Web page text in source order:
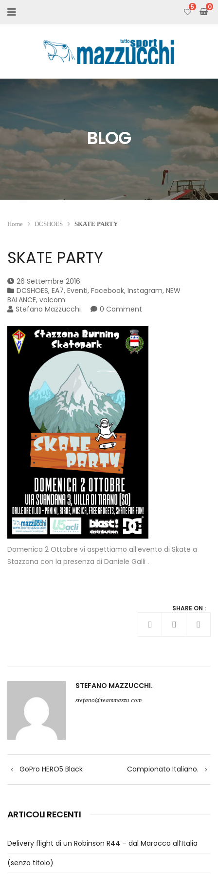
5
BLOG
Home DCSHOES SKATE PARTY
SKATE PARTY
26 Settembre 2016
DCSHOES, EA7, Eventi, Facebook, Instagram, NEW
BALANCE, volcom
Stefano Mazzucchi
0 Comment
Domenica 2 Ottobre vi aspettiamo all’evento di Skate a
Stazzona con la presenza di Daniele Galli .
SHARE ON :
STEFANO MAZZUCCHI
stefano@teammazzu.com
articoli
GoPro HERO5 Black Campionato Italiano.
ARTICOLI RECENTI
Delivery flight di un Robinson R44 – dal Marocco all’Italia
(senza titolo)